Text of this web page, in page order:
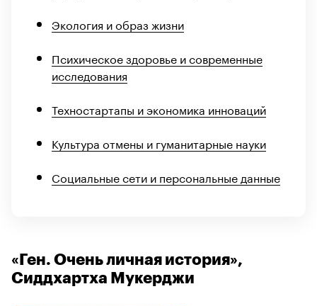
Экология и образ жизни
Психическое здоровье и современные
исследования
Техностартапы и экономика инноваций
Культура отмены и гуманитарные науки
Социальные сети и персональные данные
«Ген. Очень личная история»,
Сиддхартха Мукерджи